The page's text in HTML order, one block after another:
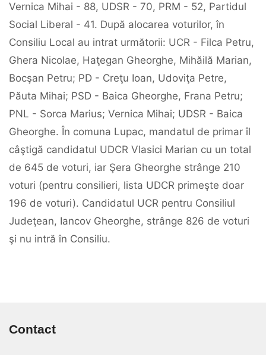
Vernica Mihai - 88, UDSR - 70, PRM - 52, Partidul
Social Liberal - 41. După alocarea voturilor, în
Consiliu Local au intrat următorii: UCR - Filca Petru,
Ghera Nicolae, Haţegan Gheorghe, Mihăilă Marian,
Bocşan Petru; PD - Creţu Ioan, Udoviţa Petre,
Păuta Mihai; PSD - Baica Gheorghe, Frana Petru;
PNL - Sorca Marius; Vernica Mihai; UDSR - Baica
Gheorghe. În comuna Lupac, mandatul de primar îl
câştigă candidatul UDCR Vlasici Marian cu un total
de 645 de voturi, iar Şera Gheorghe strânge 210
voturi (pentru consilieri, lista UDCR primeşte doar
196 de voturi). Candidatul UCR pentru Consiliul
Judeţean, Iancov Gheorghe, strânge 826 de voturi
şi nu intră în Consiliu.
Contact